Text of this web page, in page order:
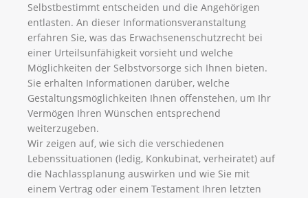
Selbstbestimmt entscheiden und die Angehörigen
entlasten. An dieser Informationsveranstaltung
erfahren Sie, was das Erwachsenenschutzrecht bei
einer Urteilsunfähigkeit vorsieht und welche
Möglichkeiten der Selbstvorsorge sich Ihnen bieten.
Sie erhalten Informationen darüber, welche
Gestaltungsmöglichkeiten Ihnen offenstehen, um Ihr
Vermögen Ihren Wünschen entsprechend
weiterzugeben.
Wir zeigen auf, wie sich die verschiedenen
Lebenssituationen (ledig, Konkubinat, verheiratet) auf
die Nachlassplanung auswirken und wie Sie mit
einem Vertrag oder einem Testament Ihren letzten